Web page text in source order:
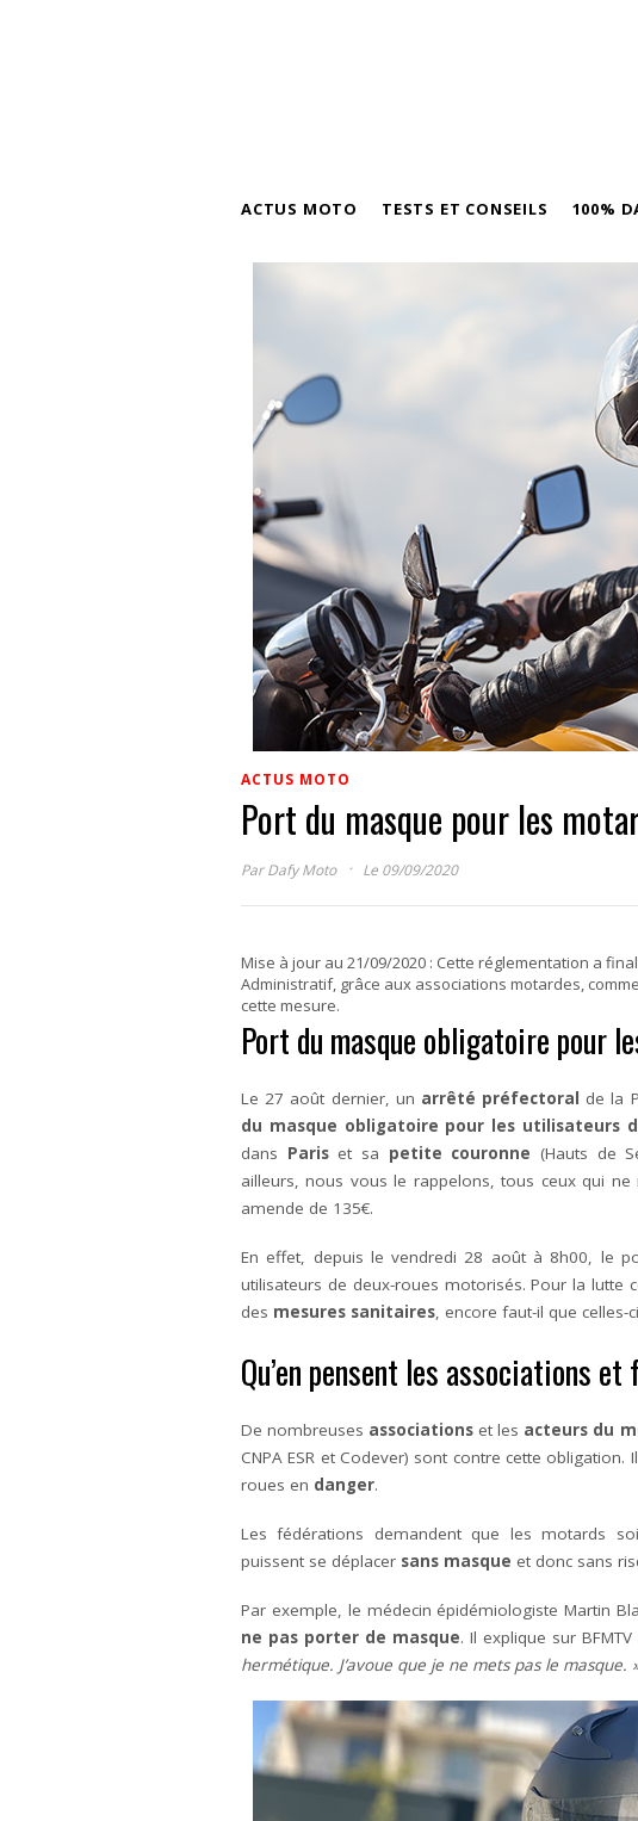
ACTUS MOTO TESTS ET CONSEILS 100%
ACTUS MOTO
Port du masque pour les
ParDafy Moto · Le 09/09/2020
Mise à jour au 21/09/2020 : Cette réglementation a
Administratif, grâce aux associations motardes,
cette mesure.
Port du masque obligatoire pour
Le 27 août dernier, un arrêté préfectoral de la
du masque obligatoire pour les utilisateurs
dans Pariset sa petite couronne (Hauts de
ailleurs, nous vous le rappelons, tous ceux qui ne
amende de 135€.
En effet, depuis le vendredi 28 août à 8h00, le
utilisateurs de deux-roues motorisés. Pour la lutte
des mesures sanitaires, encore faut-il que celles-
Qu’en pensent les associations
De nombreuses associations et les acteurs du
CNPA ESR et Codever) sont contre cette
roues en danger.
Les fédérations demandent que les motards
puissent se déplacer sans masque et donc sans
Par exemple, le médecin épidémiologiste Martin
ne pas porter de masque. Il explique sur BFMTV
hermétique. J’avoue que je ne mets pas le masque.